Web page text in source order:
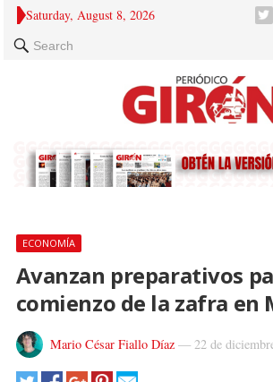
Saturday, August 8, 2026
Search
ECONOMÍA
Avanzan preparativos
comienzo de la zafra en
Mario César Fiallo Díaz— 22 de